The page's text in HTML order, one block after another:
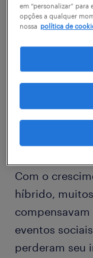
demonstrar
seus
estratégicas
equipe, sem
1.construa
Com o
híbrido,
eventos
perderam seu
em “personalizar” para
opções a qualquer
nossa política de